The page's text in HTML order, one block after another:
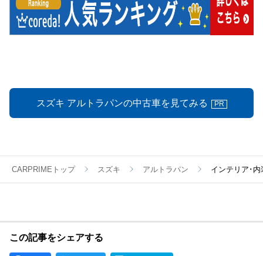
スズキ アルトラパンの中古車を見てみる PR
CARPRIMEトップ スズキ アルトラパン インテリア･
この記事をシェアする